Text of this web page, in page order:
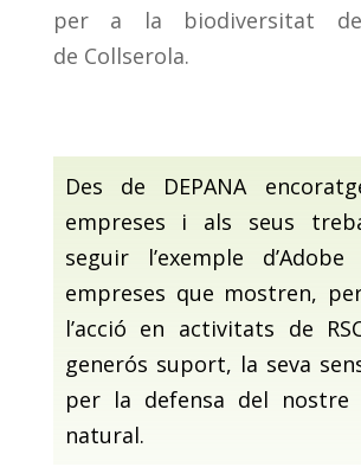
per a la biodiversitat
de Collserola.
Des de DEPANA
empreses i als seus
seguir l’exemple
empreses que mostren,
l’acció en activitats de
generós suport, la seva
per la defensa del nostre
natural.